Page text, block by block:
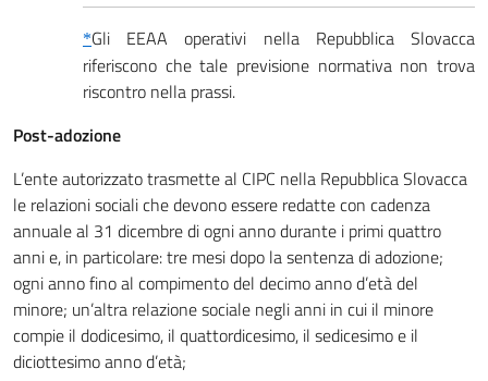
*Gli EEAA operativi nella Repubblica Slovacca
riferiscono che tale previsione normativa non trova
riscontro nella prassi.
Post-adozione
L’ente autorizzato trasmette al CIPC nella Repubblica Slovacca
le relazioni sociali che devono essere redatte con cadenza
annuale al 31 dicembre di ogni anno durante i primi quattro
anni e, in particolare: tre mesi dopo la sentenza di adozione;
ogni anno fino al compimento del decimo anno d’età del
minore; un’altra relazione sociale negli anni in cui il minore
compie il dodicesimo, il quattordicesimo, il sedicesimo e il
diciottesimo anno d’età;